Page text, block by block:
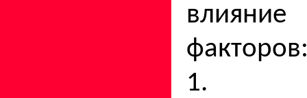
1.